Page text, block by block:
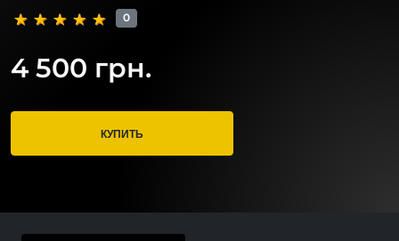
0
4 500 грн.
КУПИТЬ